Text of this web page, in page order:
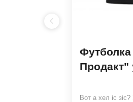
Продакт"
Вот а хел іс зіс?